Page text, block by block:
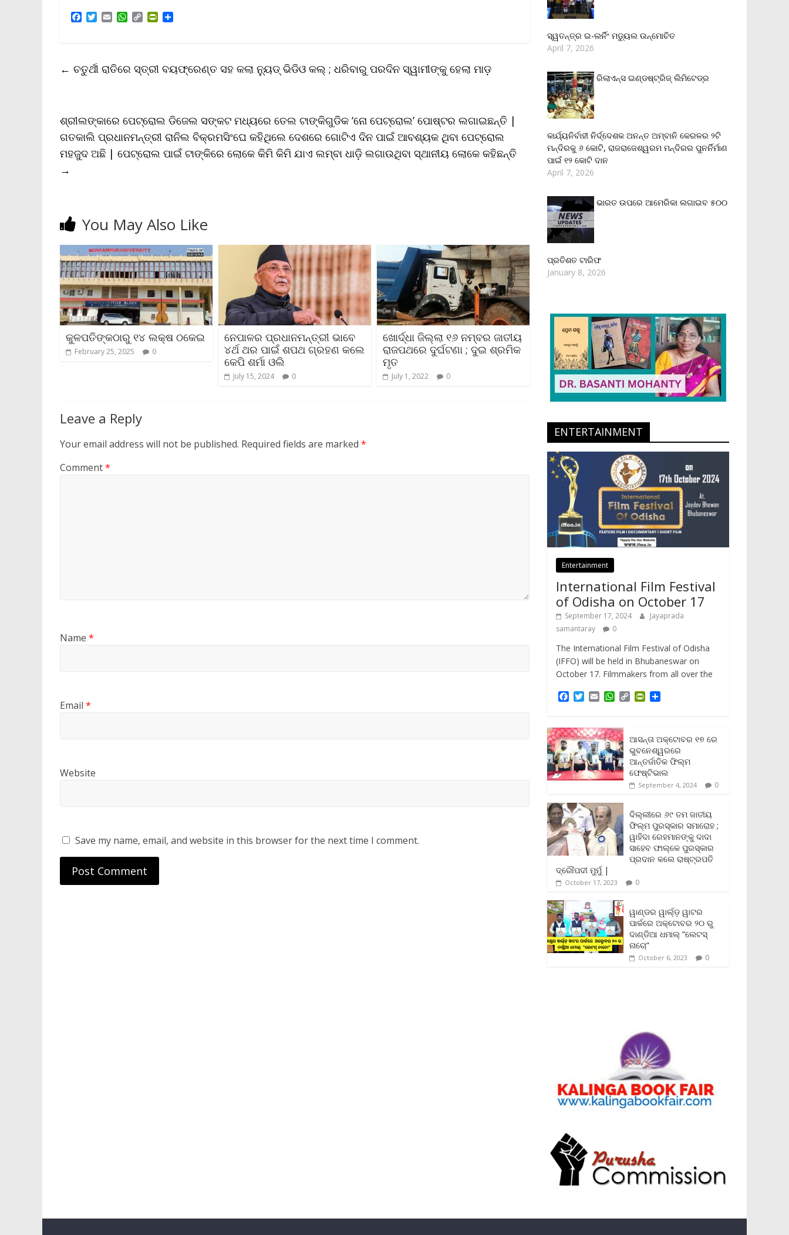
o
T
e
E
W
A
C
i
P
F
d
l
y
← ଚତୁର୍ଥୀ ରାତିରେ ସ୍ତ୍ରୀ ବୟଫ୍ରେଣ୍ତ ସହ କଲା ନ୍ୟୁଡ୍‌ ଭିଡିଓ କଲ୍‌ ; ଧରିବାରୁ ପରଦିନ ସ୍ୱାମୀଙ୍କୁ ହେଲା ମାଡ଼
ଶ୍ରୀଲଙ୍କାରେ ପେଟ୍ରୋଲ ଡିଜେଲ ସଙ୍କଟ ମଧ୍ୟରେ ତେଲ ଟାଙ୍କିଗୁଡିକ ‘ନୋ ପେଟ୍ରୋଲ’ ପୋଷ୍ଟର ଲଗାଇଛନ୍ତି |
ଗତକାଲି ପ୍ରଧାନମନ୍ତ୍ରୀ ରାନିଲ ବିକ୍ରମସିଂଘେ କହିଥିଲେ ଦେଶରେ ଗୋଟିଏ ଦିନ ପାଇଁ ଆବଶ୍ୟକ ଥିବା ପେଟ୍ରୋଲ
ମହଜୁଦ ଅଛି | ପେଟ୍ରୋଲ ପାଇଁ ଟାଙ୍କିରେ ଲୋକେ କିମି କିମି ଯାଏ ଲମ୍ବା ଧାଡ଼ି ଲଗାଉଥିବା ସ୍ଥାନୀୟ ଲୋକେ କହିଛନ୍ତି
→
You May Also Like
କୁଳପତିଙ୍କଠାରୁ ୧୪ ଲକ୍ଷ ଠକେଇ
February 25, 2025 0
ନେପାଳର ପ୍ରଧାନମନ୍ତ୍ରୀ ଭାବେ
୪ର୍ଥ ଥର ପାଇଁ ଶପଥ ଗ୍ରହଣ କଲେ
କେପି ଶର୍ମା ଓଲି
July 15, 2024 0
ଖୋର୍ଦ୍ଧା ଜିଲ୍ଲା ୧୬ ନମ୍ବର ଜାତୀୟ
ରାଜପଥରେ ଦୁର୍ଘଟଣା ; ଦୁଇ ଶ୍ରମିକ
ମୃତ
July 1, 2022 0
Leave a Reply
Your email address will not be published. Required fields are marked *
Comment*
Name *
Email *
Website
Save my name, email, and website in this browser for the next time I comment.
ସ୍ୱତନ୍ତ୍ର ଇ-ଲର୍ନିଂ ମଡ୍ୟୁଲ ଉନ୍ମୋଚିତ
April 7, 2026
ରିଲାଏନ୍‌ସ ଇଣ୍ଡଷ୍ଟ୍ରିଜ୍ ଲିମିଟେଡ୍‌ର
କାର୍ଯ୍ୟନିର୍ବାହୀ ନିର୍ଦ୍ଦେଶକ ଅନନ୍ତ ଅମ୍ବାନି କେରଳର ୨ଟି
ମନ୍ଦିରକୁ ୬ କୋଟି, ରାଜରାଜେଶ୍ୱରମ ମନ୍ଦିରର ପୁନର୍ନିର୍ମାଣ
ପାଇଁ ୧୨ କୋଟି ଦାନ
April 7, 2026
ଭାରତ ଉପରେ ଆମେରିକା ଲଗାଇବ ୫୦୦
ପ୍ରତିଶତ ଟାରିଫ
January 8, 2026
ENTERTAINMENT
Entertainment
International Film Festival
of Odisha on October 17
September 17, 2024
Jayaprada
samantaray
0
The International Film Festival of Odisha
(IFFO) will be held in Bhubaneswar on
October 17. Filmmakers from all over the
e
b
o
o
k
T
t
t
e
r
E
i
l
W
t
s
A
p
p
C
L
i
n
k
P
t
F
r
i
e
n
l
y
e
ଆସନ୍ତା ଅକ୍ଟୋବର ୧୭ ରେ
ଭୁବନେଶ୍ୱରରେ
ଆନ୍ତର୍ଜାତିକ ଫିଲ୍ମ
ଫେଷ୍ଟିଭାଲ
September 4, 2024 0
ଦିଲ୍ଲୀରେ ୬୯ ତମ ଜାତୀୟ
ଫିଲ୍ମ ପୁରସ୍କାର ସମାରୋହ ;
ୱାହିଦା ରେହମାନଙ୍କୁ ଦାଦା
ସାହେବ ଫାଲ୍‌କେ ପୁରସ୍କାର
ପ୍ରଦାନ କଲେ ରାଷ୍ଟ୍ରପତି
ଦ୍ରୌପଦୀ ମୁର୍ମୁ |
October 17, 2023 0
ୱାଣ୍ଡର ୱାର୍ଲ୍‌ଡ଼ ୱାଟର
ପାର୍କରେ ଅକ୍ଟୋବର ୨୦ ରୁ
ଦାଣ୍ଡିଆ ଧମାଲ୍ “ଲେଟସ୍
ନାଚୋ”
October 6, 2023 0